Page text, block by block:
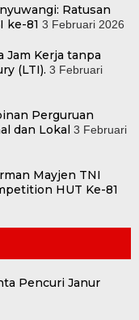
Ratusan
ke-81 3 Februari 2026
Jam Kerja tanpa
(LTI). 3 Februari
Perguruan
dan Lokal 3 Februari
Mayjen TNI
HUT Ke-81
Pencuri Janur